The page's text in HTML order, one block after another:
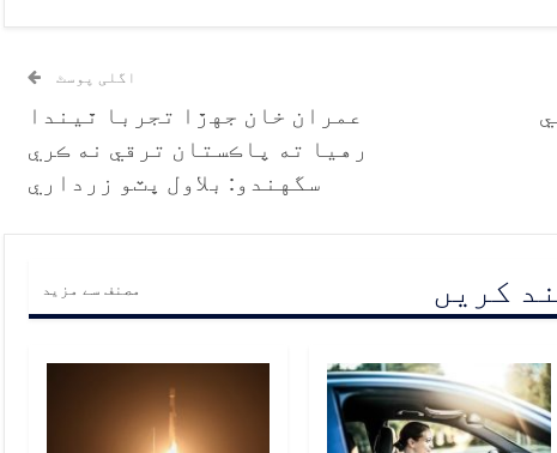
اگلی پوسٹ
عمران خان جهڙا تجربا ٿيندا
رهيا ته پاڪستان ترقي نه ڪري
سگهندو: بلاول ڀٽو زرداري
کریں مصنف سے مزید